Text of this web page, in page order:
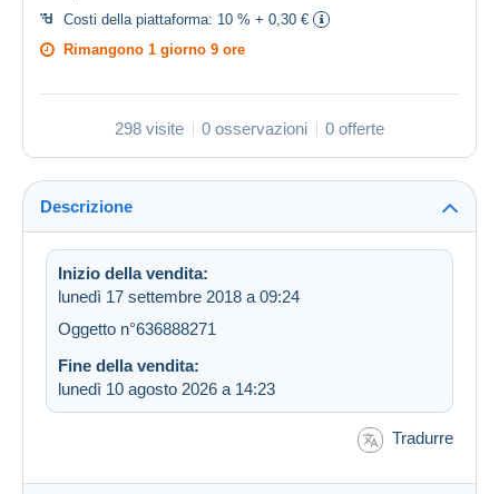
Costi della piattaforma: 10 % + 0,30 €
Rimangono 1 giorno 9 ore
298 visite 0 osservazioni 0 offerte
Descrizione
Inizio della vendita:
lunedì 17 settembre 2018 a 09:24
Oggetto n°636888271
Fine della vendita:
lunedì 10 agosto 2026 a 14:23
Tradurre